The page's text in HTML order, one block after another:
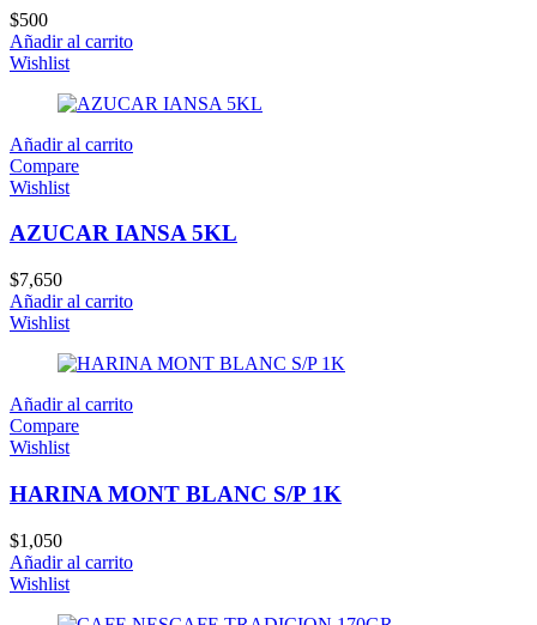
$500
Añadir al carrito
Wishlist
Añadir al carrito
Compare
Wishlist
AZUCAR IANSA 5KL
$7,650
Añadir al carrito
Wishlist
Añadir al carrito
Compare
Wishlist
HARINA MONT BLANC S/P 1K
$1,050
Añadir al carrito
Wishlist